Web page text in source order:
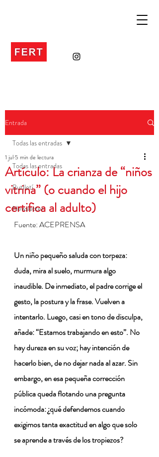
Entrada
Todas las entradas
Butlletí
Newsletter
Todas las entradas
Artículo: La crianza de “niños
vitrina” (o cuando el hijo
certifica al adulto)
1 jul 5 min de lectura
Fuente: ACEPRENSA
Un niño pequeño saluda con torpeza:
duda, mira al suelo, murmura algo
inaudible. De inmediato, el padre corrige el
gesto, la postura y la frase. Vuelven a
intentarlo. Luego, casi en tono de disculpa,
añade: “Estamos trabajando en esto”. No
hay dureza en su voz; hay intención de
hacerlo bien, de no dejar nada al azar. Sin
embargo, en esa pequeña corrección
pública queda flotando una pregunta
incómoda: ¿qué defendemos cuando
exigimos tanta exactitud en algo que solo
se aprende a través de los tropiezos?